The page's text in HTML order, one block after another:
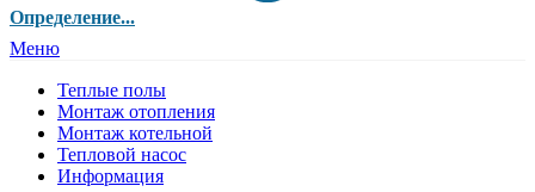
Определение...
Меню
Теплые полы
Монтаж отопления
Монтаж котельной
Тепловой насос
Информация